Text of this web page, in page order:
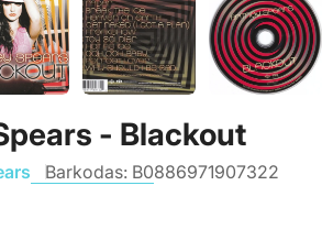
- Blackout
Barkodas: B0886971907322